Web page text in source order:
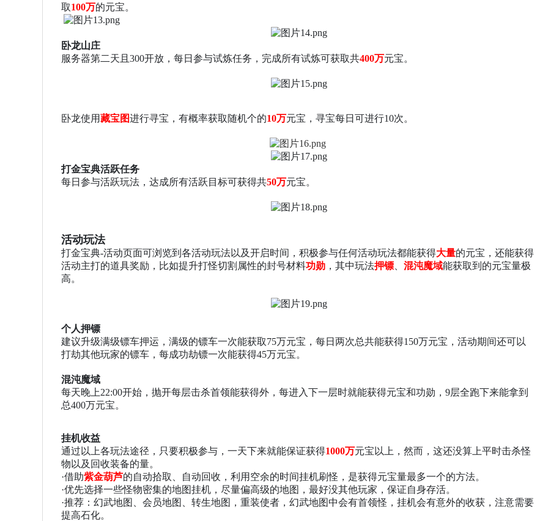
取100万的元宝。
卧龙山庄
服务器第二天且 300开放，每日参与试炼任务，完成所有试炼可获取共400万元宝。
卧龙使用藏宝图进行寻宝，有概率获取随机个的10万元宝，寻宝每日可进行10次。
打金宝典活跃任务
每日参与活跃玩法，达成所有活跃目标可获得共50万元宝。
活动玩法
打金宝典-活动页面可浏览到各活动玩法以及开启时间，积极参与任何活动玩法都能获得大量的元宝，还能获得
活动主打的道具奖励，比如提升打怪切割属性的封号材料功勋，其中玩法押镖、 混沌魔域能获取到的元宝量极
高。
个人押镖
建议升级满级镖车押运，满级的镖车一次能获取75万元宝，每日两次总共能获得150万元宝，活动期间还可以
打劫其他玩家的镖车，每成功劫镖一次能获得45万元宝。
混沌魔域
每天晚上22:00开始，抛开每层击杀首领能获得外，每进入下一层时就能获得元宝和功勋，9层全跑下来能拿到
总400万元宝。
挂机收益
通过以上各玩法途径，只要积极参与，一天下来就能保证获得1000万元宝以上，然而，这还没算上平时击杀怪
物以及回收装备的量。
·借助紫金葫芦的自动拾取、自动回收，利用空余的时间挂机刷怪，是获得元宝量最多一个的方法。
·优先选择一些怪物密集的地图挂机，尽量偏高级的地图，最好没其他玩家，保证自身存活。
·推荐：幻武地图、会员地图、转生地图，重装使者，幻武地图中会有首领怪，挂机会有意外的收获，注意需要
提高石化。